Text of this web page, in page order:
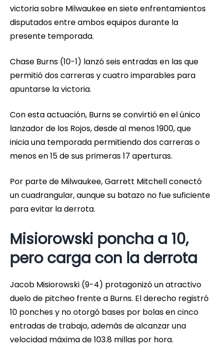
victoria sobre Milwaukee en siete enfrentamientos
disputados entre ambos equipos durante la
presente temporada.
Chase Burns (10-1) lanzó seis entradas en las que
permitió dos carreras y cuatro imparables para
apuntarse la victoria.
Con esta actuación, Burns se convirtió en el único
lanzador de los Rojos, desde al menos 1900, que
inicia una temporada permitiendo dos carreras o
menos en 15 de sus primeras 17 aperturas.
Por parte de Milwaukee, Garrett Mitchell conectó
un cuadrangular, aunque su batazo no fue suficiente
para evitar la derrota.
Misiorowski poncha a 10,
pero carga con la derrota
Jacob Misiorowski (9-4) protagonizó un atractivo
duelo de pitcheo frente a Burns. El derecho registró
10 ponches y no otorgó bases por bolas en cinco
entradas de trabajo, además de alcanzar una
velocidad máxima de 103.8 millas por hora.